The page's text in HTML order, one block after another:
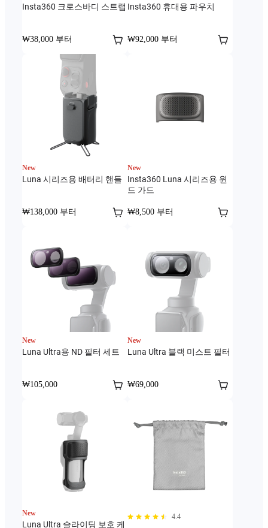
Insta360 크로스바디 스트랩
₩38,000 부터
Insta360 휴대용 파우치
₩92,000 부터
New
Luna 시리즈용 배터리 핸들
₩138,000 부터
New
Insta360 Luna 시리즈용 윈
드 가드
₩8,500 부터
New
Luna Ultra용 ND 필터 세트
₩105,000
New
Luna Ultra 블랙 미스트 필터
₩69,000
New
Luna Ultra 슬라이딩 보호 케
4.4